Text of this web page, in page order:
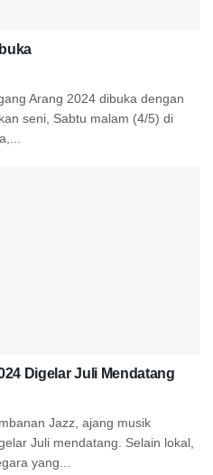
Arang 2024 dibuka dengan
seni, Sabtu malam (4/5) di
Digelar Juli Mendatang
Jazz, ajang musik
Juli mendatang. Selain lokal,
yang...